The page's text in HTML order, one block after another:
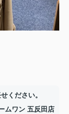
ください。
ムワン 五反田店